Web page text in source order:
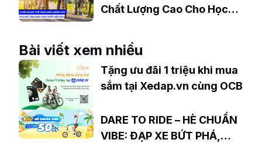
Chất Lượng Cao Cho Học
Bài viết xem nhiều
Tặng ưu đãi 1 triệu khi mua
sắm tại Xedap.vn cùng OCB
DARE TO RIDE – HÈ CHUẨN
VIBE: ĐẠP XE BỨT PHÁ,